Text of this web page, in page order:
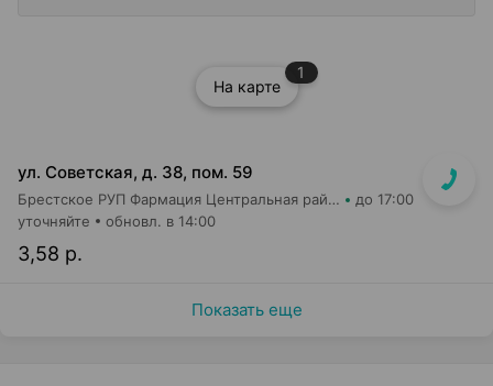
На карте
1
ул. Советская, д. 38, пом. 59
Брестское РУП Фармация Центральная районная аптека №74 до 17:00
3,58 р.
уточняйте обновл. в 14:00
Показать еще